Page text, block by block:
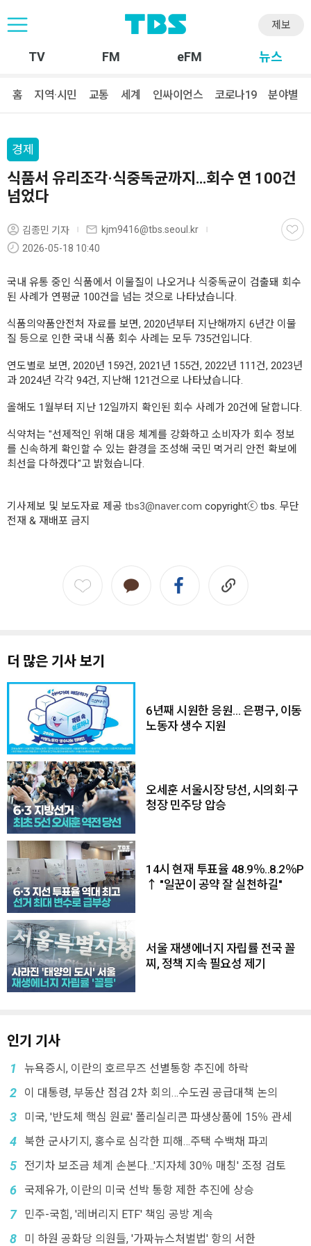
제보
TV FM eFM 뉴스
홈 지역·시민 교통 세계 인싸이언스 코로나19 분야별
경제
식품서 유리조각·식중독균까지…회수 연 100건
넘었다
김종민 기자
kjm9416@tbs.seoul.kr
2026-05-18 10:40
국내 유통 중인 식품에서 이물질이 나오거나 식중독균이 검출돼 회수
된 사례가 연평균 100건을 넘는 것으로 나타났습니다.
식품의약품안전처 자료를 보면, 2020년부터 지난해까지 6년간 이물
질 등으로 인한 국내 식품 회수 사례는 모두 735건입니다.
연도별로 보면, 2020년 159건, 2021년 155건, 2022년 111건, 2023년
과 2024년 각각 94건, 지난해 121건으로 나타났습니다.
올해도 1월부터 지난 12일까지 확인된 회수 사례가 20건에 달합니다.
식약처는 "선제적인 위해 대응 체계를 강화하고 소비자가 회수 정보
를 신속하게 확인할 수 있는 환경을 조성해 국민 먹거리 안전 확보에
최선을 다하겠다"고 밝혔습니다.
기사제보 및 보도자료 제공 tbs3@naver.com copyrightⓒ tbs. 무단
전재 & 재배포 금지
더 많은 기사 보기
6년째 시원한 응원… 은평구, 이동
노동자 생수 지원
오세훈 서울시장 당선, 시의회·구
청장 민주당 압승
14시 현재 투표율 48.9％..8.2％P
↑ "일꾼이 공약 잘 실천하길"
서울 재생에너지 자립률 전국 꼴
찌, 정책 지속 필요성 제기
인기 기사
1 뉴욕증시, 이란의 호르무즈 선별통항 추진에 하락
2 이 대통령, 부동산 점검 2차 회의…수도권 공급대책 논의
3 미국, '반도체 핵심 원료' 폴리실리콘 파생상품에 15％ 관세
4 북한 군사기지, 홍수로 심각한 피해…주택 수백채 파괴
5 전기차 보조금 체계 손본다…'지자체 30％ 매칭' 조정 검토
6 국제유가, 이란의 미국 선박 통항 제한 추진에 상승
7 민주-국힘, '레버리지 ETF' 책임 공방 계속
8 미 하원 공화당 의원들, '가짜뉴스처벌법' 항의 서한